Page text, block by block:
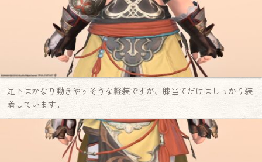
足下はかなり動きやすそうな軽装ですが、膝当てだけはしっかり装
着しています。